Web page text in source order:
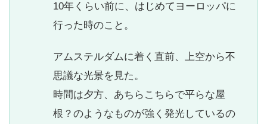
10年くらい前に、はじめてヨーロッパに
行った時のこと。
アムステルダムに着く直前、上空から不
思議な光景を見た。
時間は夕方、あちらこちらで平らな屋
根？のようなものが強く発光しているの